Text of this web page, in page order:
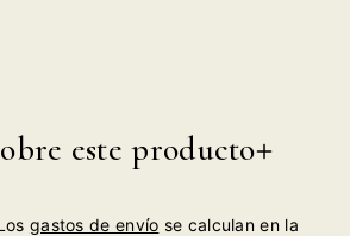
este producto
gastos de envío se calculan en la